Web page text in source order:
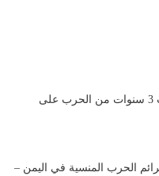
فعالية بعنوان: إحصائيات 3 سنوات من الحرب على
الحرب المنسية في اليمن –